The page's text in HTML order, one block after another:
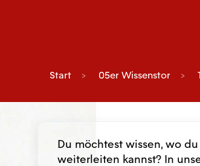
Start 05er Wissenstor
Du möchtest wissen, wo
weiterleiten kannst? In